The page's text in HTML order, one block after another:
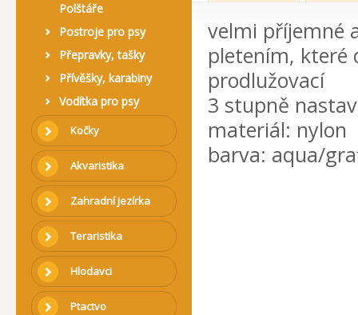
Polštáře
Postroje pro psy
Přepravky, tašky
Přívěšky, karabiny
Vodítka pro psy
Kočky
Akvaristika
Zahradní jezírka
Teraristika
Hlodavci
Ptactvo
velmi příjemné
pletením, které
prodlužovací
3 stupně
materiál: nylon
barva: aqua/